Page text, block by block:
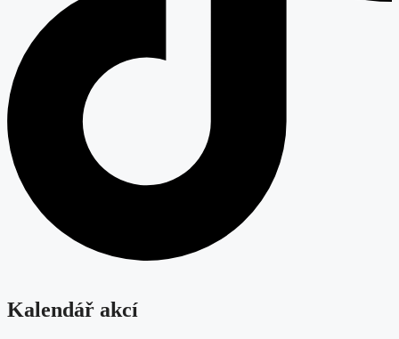
Kalendář akcí